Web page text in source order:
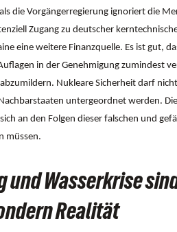
die Vorgängerregierung ignoriert die
Zugang zu deutscher
eine weitere Finanzquelle. Es ist gut,
in der Genehmigung zumindest
Nukleare Sicherheit darf
untergeordnet werden.
an den Folgen dieser falschen und
müssen.
Wasserkrise
Realität